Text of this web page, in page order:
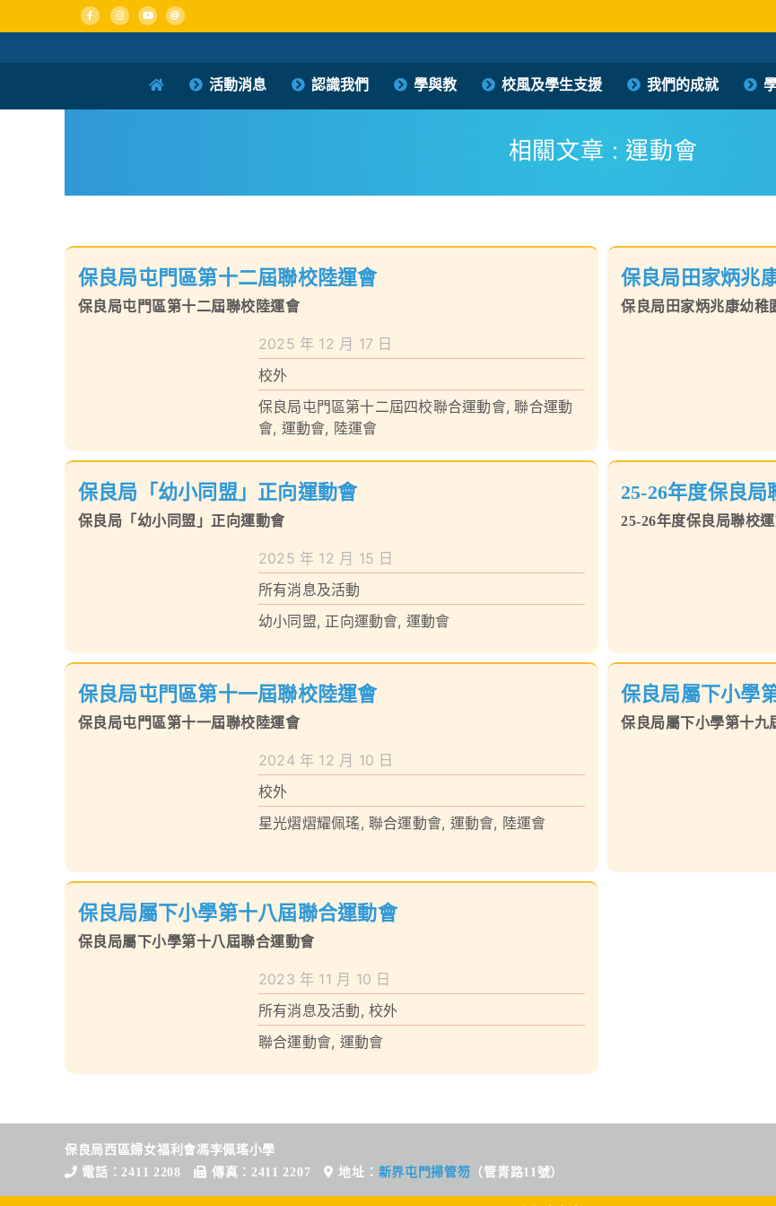
to
content
活動消息
認識我們 學與教 校風及學生支援 我們的成就
保良局西區婦女福利會馮李佩瑤小學
相關文章 : 運動會
保良局屯門區第十二屆聯校陸運會
保良局屯門區第十二屆聯校陸運會
2025 年 12 月 17 日
校外
保良局屯門區第十二屆四校聯合運動會,聯合運動
會, 運動會, 陸運會
保良局田家炳兆
保良局田家炳兆康幼稚
保良局「幼小同盟」正向運動會
保良局「幼小同盟」正向運動會
2025 年 12 月 15 日
所有消息及活動
幼小同盟, 正向運動會, 運動會
25-26年度保良
25-26年度保良局聯校
保良局屯門區第十一屆聯校陸運會
保良局屯門區第十一屆聯校陸運會
2024 年 12 月 10 日
校外
星光熠熠耀佩瑤, 聯合運動會, 運動會, 陸運會
保良局屬下小學
保良局屬下小學第十九
保良局屬下小學第十八屆聯合運動會
保良局屬下小學第十八屆聯合運動會
2023 年 11 月 10 日
所有消息及活動, 校外
聯合運動會, 運動會
保良局西區婦女福利會馮李佩瑤小學
電話：2411 2208
傳真：2411 2207 地址： 新界屯門掃管笏 （管青路11號）